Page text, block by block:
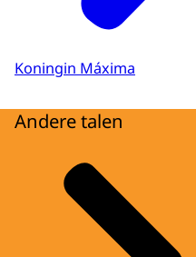
Koningin Máxima
Andere talen